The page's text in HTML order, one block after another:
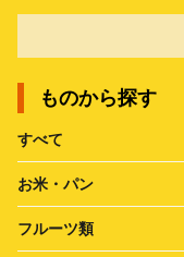
ものから探す
すべて
お米・パン
フルーツ類